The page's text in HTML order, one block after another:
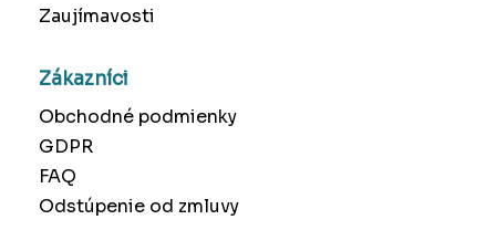
Zaujímavosti
Zákazníci
Obchodné podmienky
GDPR
FAQ
Odstúpenie od zmluvy